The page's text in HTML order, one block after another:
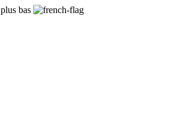
bas